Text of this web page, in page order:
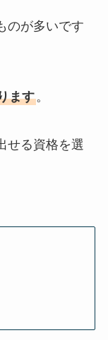
のが多いです
ます。
せる資格を選